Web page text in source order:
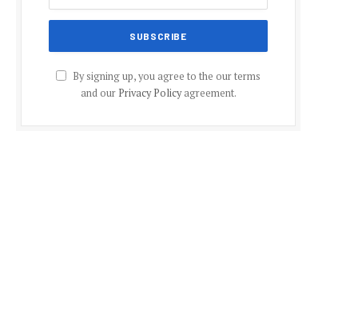
By signing up, you agree to the our terms
and our Privacy Policyagreement.